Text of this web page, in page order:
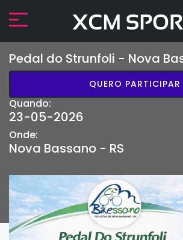
Pedal do Strunfoli - Nova
QUERO PARTICIPAR
Quando:
23-05-2026
Onde:
Nova Bassano - RS